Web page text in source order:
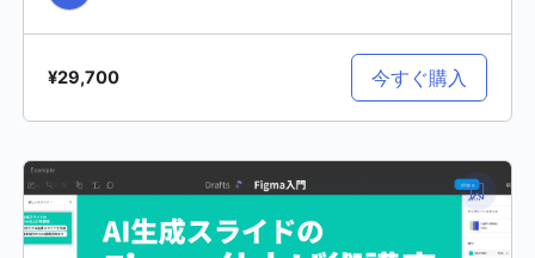
¥29,700 今すぐ購入